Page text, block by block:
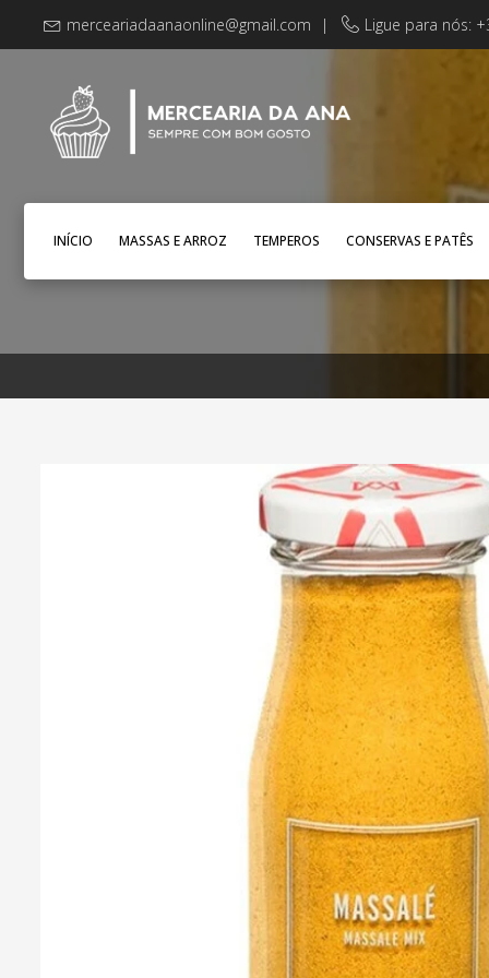
merceariadaanaonline@gmail.com | Ligue para nós:
INÍCIO MASSAS E ARROZ TEMPEROS CONSERVAS E PATÊS